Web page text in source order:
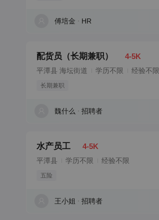
傅培金 HR
配货员（长期兼职） 4-5K
平潭县 海坛街道 学历不限 经验不限
长期兼职
魏什么 招聘者
水产员工 4-5K
平潭县 学历不限 经验不限
五险
王小姐 招聘者